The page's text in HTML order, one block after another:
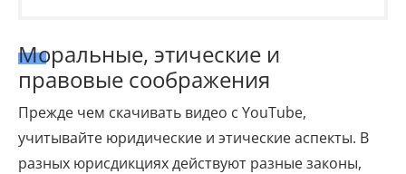
Моральные, этические и
правовые соображения
Прежде чем скачивать видео с YouTube,
учитывайте юридические и этические аспекты. В
разных юрисдикциях действуют разные законы,